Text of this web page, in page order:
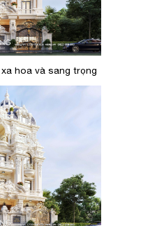
hoa và sang trọng